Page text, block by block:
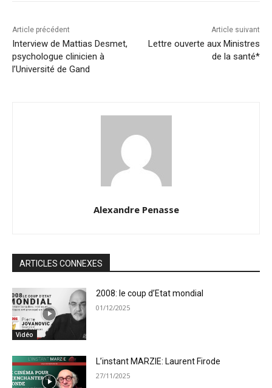
Article précédent
Interview de Mattias Desmet,
psychologue clinicien à
l’Université de Gand
Article suivant
Lettre ouverte aux Ministres
de la santé*
Alexandre Penasse
ARTICLES CONNEXES
Vidéo
2008: le coup d’Etat mondial
01/12/2025
L’instant MARZIE: Laurent Firode
27/11/2025